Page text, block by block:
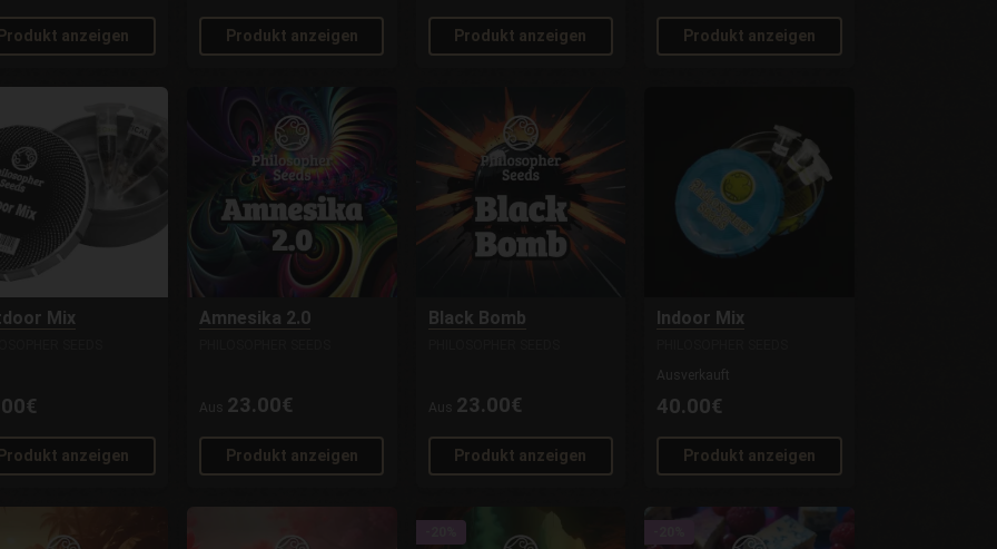
Produkt anzeigen Produkt anzeigen Produkt anzeigen Produkt anzeigen
Mix
anzeigen
Amnesika 2.0
Aus 23.00€
Produkt anzeigen
Black Bomb
Aus 23.00€
Produkt anzeigen
Indoor Mix
Ausverkauft
40.00€
Produkt anzeigen